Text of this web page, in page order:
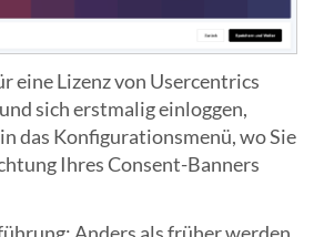
eine Lizenz von Usercentrics
sich erstmalig einloggen,
das Konfigurationsmenü, wo Sie
Ihres Consent-Banners